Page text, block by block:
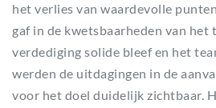
het verlies van waardevolle
gaf in de kwetsbaarheden van het
verdediging solide bleef en het
werden de uitdagingen in de
voor het doel duidelijk zichtbaar.